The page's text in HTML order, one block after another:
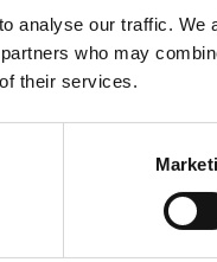
analyse our traffic. We
who may
their services.
り、省資源・省エネ
加し、福島県内事業
果ガス排出量削減の